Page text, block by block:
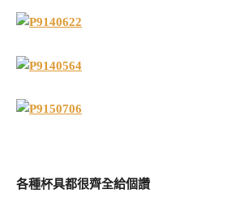
各種杯具都很齊全給個讚